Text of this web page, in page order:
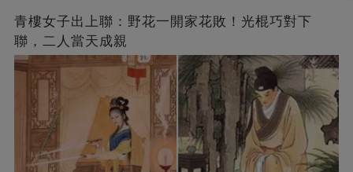
青樓女子出上聯：野花一開家花敗！光棍巧對下
聯，二人當天成親